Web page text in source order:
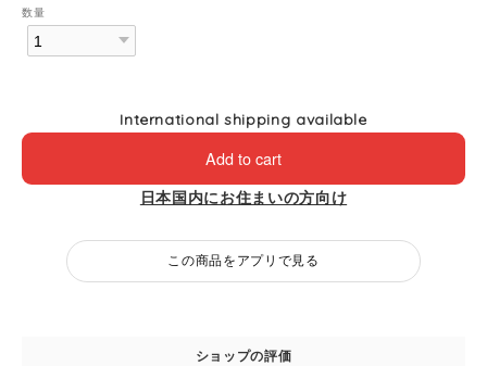
数量
International shipping available
Add to cart
日本国内にお住まいの方向け
この商品をアプリで見る
ショップの評価